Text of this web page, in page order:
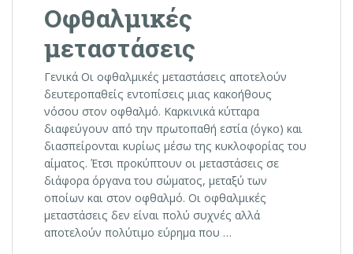
Οφθαλμικές
μεταστάσεις
Γενικά Οι οφθαλμικές μεταστάσεις αποτελούν
δευτεροπαθείς εντοπίσεις μιας κακοήθους
νόσου στον οφθαλμό. Καρκινικά κύτταρα
διαφεύγουν από την πρωτοπαθή εστία (όγκο) και
διασπείρονται κυρίως μέσω της κυκλοφορίας του
αίματος. Έτσι προκύπτουν οι μεταστάσεις σε
διάφορα όργανα του σώματος, μεταξύ των
οποίων και στον οφθαλμό. Οι οφθαλμικές
μεταστάσεις δεν είναι πολύ συχνές αλλά
αποτελούν πολύτιμο εύρημα που …